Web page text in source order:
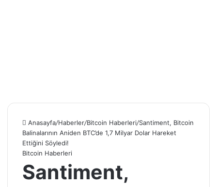
Anasayfa/Haberler/Bitcoin Haberleri/Santiment, Bitcoin
Balinalarının Aniden BTC’de 1,7 Milyar Dolar Hareket
Ettiğini Söyledi!
Bitcoin Haberleri
Santiment,